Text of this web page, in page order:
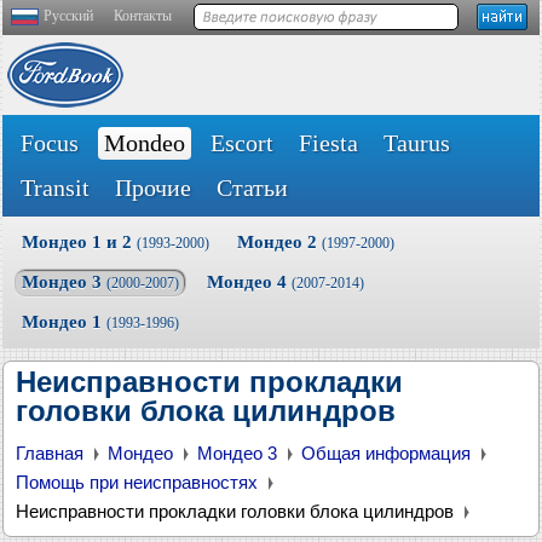
Русский Контакты
Focus Mondeo Escort Fiesta
Taurus
Transit
Прочие Статьи
Мондео 1 и 2 (1993-2000) Мондео 2 (1997-2000)
Мондео 3 (2000-2007) Мондео 4 (2007-2014)
Мондео 1 (1993-1996)
Неисправности прокладки
головки блока цилиндров
Главная Мондео Мондео 3
Общая информация
Помощь при неисправностях
Неисправности прокладки головки блока цилиндров